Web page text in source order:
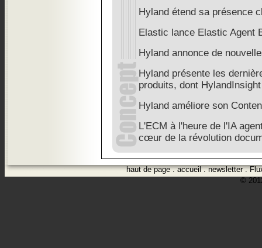
Hyland étend sa présence
Elastic lance Elastic Agent
Hyland annonce de
Hyland présente les
produits, dont HylandInsight
Hyland améliore son
L'ECM à l'heure de l'IA
cœur de la révolution
haut de page.accueil.newsletter.
©